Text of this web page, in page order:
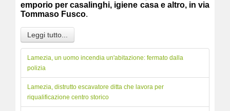
emporio per casalinghi, igiene casa e altro, in via
Tommaso Fusco.
Leggi tutto...
Lamezia, un uomo incendia un'abitazione: fermato dalla
polizia
Lamezia, distrutto escavatore ditta che lavora per
riqualificazione centro storico